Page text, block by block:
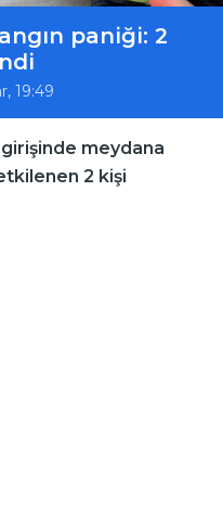
paniği: 2
19:49
meydana
2 kişi